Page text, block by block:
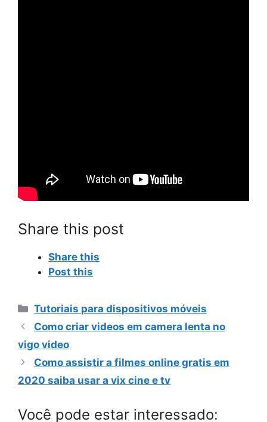
Share this post
Share this
Post this
Categorias
Tutoriais para dispositivos móveis
Como criar videos em camera lenta no
vigo video
Como assistir a filmes online gratis em
2020 saiba usar a vix cine e tv
Você pode estar interessado: